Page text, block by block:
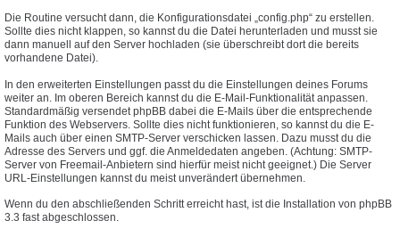
Die Routine versucht dann, die Konfigurationsdatei „config.php“ zu erstellen.
Sollte dies nicht klappen, so kannst du die Datei herunterladen und musst sie
dann manuell auf den Server hochladen (sie überschreibt dort die bereits
vorhandene Datei).
In den erweiterten Einstellungen passt du die Einstellungen deines Forums
weiter an. Im oberen Bereich kannst du die E-Mail-Funktionalität anpassen.
Standardmäßig versendet phpBB dabei die E-Mails über die entsprechende
Funktion des Webservers. Sollte dies nicht funktionieren, so kannst du die E-
Mails auch über einen SMTP-Server verschicken lassen. Dazu musst du die
Adresse des Servers und ggf. die Anmeldedaten angeben. (Achtung: SMTP-
Server von Freemail-Anbietern sind hierfür meist nicht geeignet.) Die Server
URL-Einstellungen kannst du meist unverändert übernehmen.
Wenn du den abschließenden Schritt erreicht hast, ist die Installation von phpBB
3.3 fast abgeschlossen.